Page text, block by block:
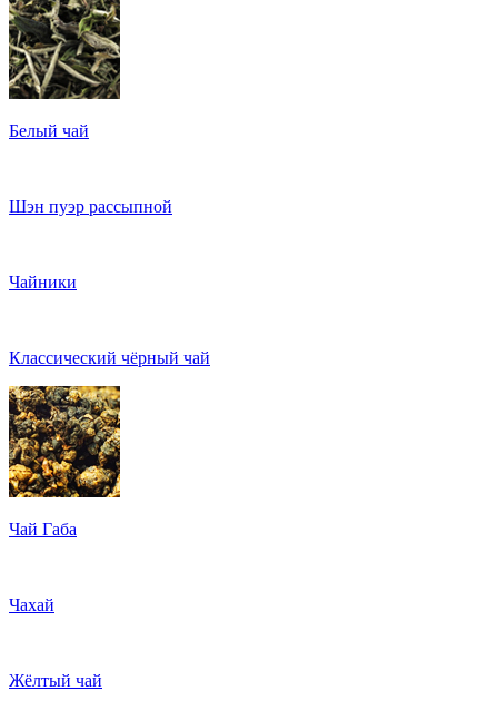
Белый чай
Шэн пуэр рассыпной
Чайники
Классический чёрный чай
Чай Габа
Чахай
Жёлтый чай